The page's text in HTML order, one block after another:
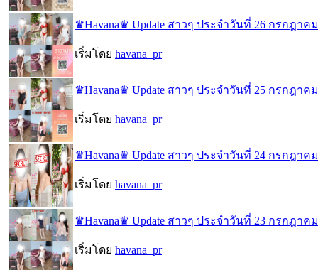
♛Havana♛ Update สาวๆ ประจำวันที่ 26 กรกฎาคม
เริ่มโดย havana_pr
♛Havana♛ Update สาวๆ ประจำวันที่ 25 กรกฎาคม
เริ่มโดย havana_pr
♛Havana♛ Update สาวๆ ประจำวันที่ 24 กรกฎาคม
เริ่มโดย havana_pr
♛Havana♛ Update สาวๆ ประจำวันที่ 23 กรกฎาคม
เริ่มโดย havana_pr